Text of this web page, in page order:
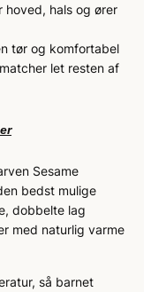
hals og ører
tør og komfortabel
let resten af
Sesame
bedst mulige
dobbelte lag
med naturlig varme
så barnet